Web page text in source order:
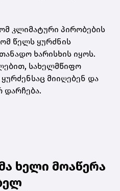
კლიმატური პირობების
წელს ყურძნის
ხარისხის იყოს.
სახელმწიფო
მიიღებენ და
დარჩება.
ხელი მოაწერა